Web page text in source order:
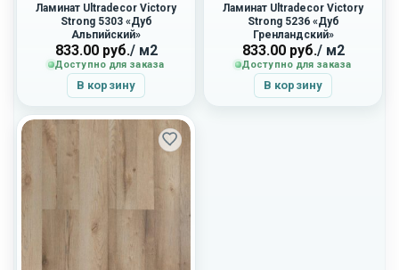
Ламинат Ultradecor Victory
Strong 5303 «Дуб
Альпийский»
833.00руб./ м2
Доступно для заказа
В корзину
Ламинат Ultradecor Victory
Strong 5236 «Дуб
Гренландский»
833.00руб./ м2
Доступно для заказа
В корзину